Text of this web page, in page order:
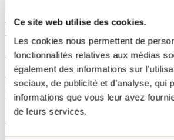
Ce site web utilise des cookies.
Les cookies nous permettent de
fonctionnalités relatives aux médias
également des informations sur
sociaux, de publicité et d'analyse, qui
informations que vous leur avez
de leurs services.
Ski La Réserve, plus qu’une
incontournable pour les amateurs
14 décembre 2023 Par : Jennifer Martin
Ski La Réserve se positionne d’ailleurs
incontournable pour les amateurs de plein air!
Skier à petit prix n’aura jamais été